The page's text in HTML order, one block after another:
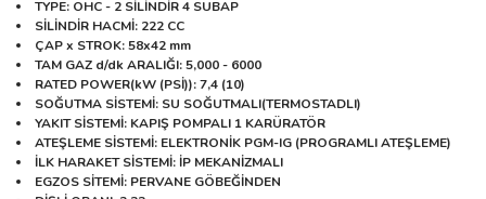
TYPE: OHC - 2 SİLİNDİR 4 SUBAP
SİLİNDİR HACMİ: 222 CC
ÇAP x STROK: 58x42 mm
TAM GAZ d/dk ARALIĞI: 5,000 - 6000
RATED POWER(kW (PSİ)): 7,4 (10)
SOĞUTMA SİSTEMİ: SU SOĞUTMALI(TERMOSTADLI)
YAKIT SİSTEMİ: KAPIŞ POMPALI 1 KARÜRATÖR
ATEŞLEME SİSTEMİ: ELEKTRONİK PGM-IG (PROGRAMLI ATEŞLEME)
İLK HARAKET SİSTEMİ: İP MEKANİZMALI
EGZOS SİTEMİ: PERVANE GÖBEĞİNDEN